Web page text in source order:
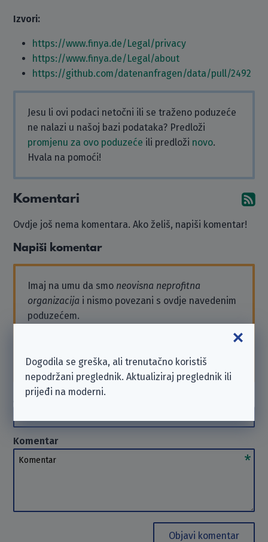
Izvori:
https://www.finya.de/Legal/privacy
https://www.finya.de/Legal/about
https://github.com/datenanfragen/data/pull/2492
Jesu li ovi podaci netočni ili se traženo poduzeće
ne nalazi u našoj bazi podataka? Predloži
promjenu za ovo poduzeće ili predloži novo.
Hvala na pomoći!
Komentari
Ovdje još nema komentara. Ako želiš, napiši komentar!
Napiši komentar
Imaj na umu da smo neovisna neprofitna
organizacija i nismo povezani s ovdje navedenim
poduzećem.
Ako trebaš podršku ili želiš poslati zahtjev, obrati
možemopomoći. Hvala na razumijevanju.
Autor(opcionalno)
Komentar
Komentar
Objavi komentar
Dogodila se greška, ali trenutačno koristiš
nepodržani preglednik. Aktualiziraj preglednik ili
prijeđi na moderni.